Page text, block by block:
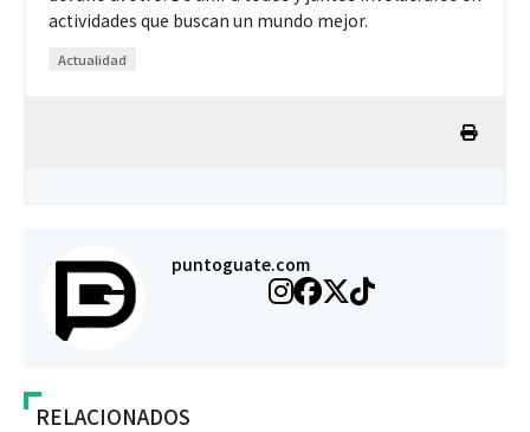
actividades que buscan un mundo mejor.
Actualidad
puntoguate.com
RELACIONADOS